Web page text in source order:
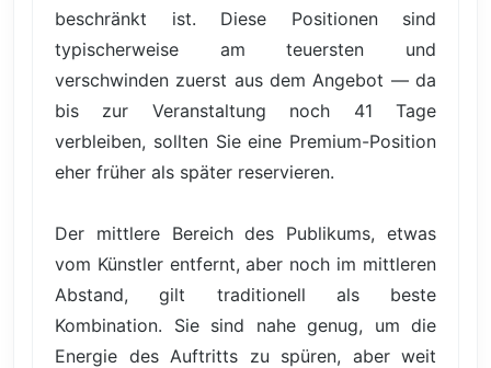
beschränkt ist. Diese Positionen sind
typischerweise am teuersten und
verschwinden zuerst aus dem Angebot — da
bis zur Veranstaltung noch 41 Tage
verbleiben, sollten Sie eine Premium-Position
eher früher als später reservieren.
Der mittlere Bereich des Publikums, etwas
vom Künstler entfernt, aber noch im mittleren
Abstand, gilt traditionell als beste
Kombination. Sie sind nahe genug, um die
Energie des Auftritts zu spüren, aber weit